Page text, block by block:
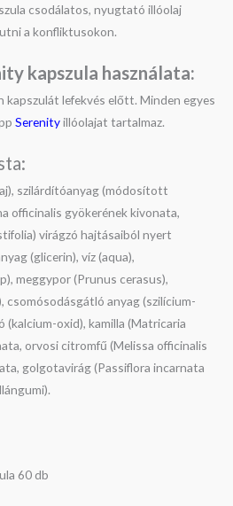
csodálatos, nyugtató illóolaj
a konfliktusokon.
kapszula használata:
kapszulát lefekvés előtt. Minden egyes
Serenityillóolajat tartalmaz.
szilárdítóanyag (módosított
officinalis gyökerének kivonata,
virágzó hajtásaiból nyert
(glicerin), víz (aqua),
meggypor (Prunus cerasus),
csomósodásgátló anyag (szilícium-
(kalcium-oxid), kamilla (Matricaria
orvosi citromfű (Melissa officinalis
golgotavirág (Passiflora incarnata
60 db